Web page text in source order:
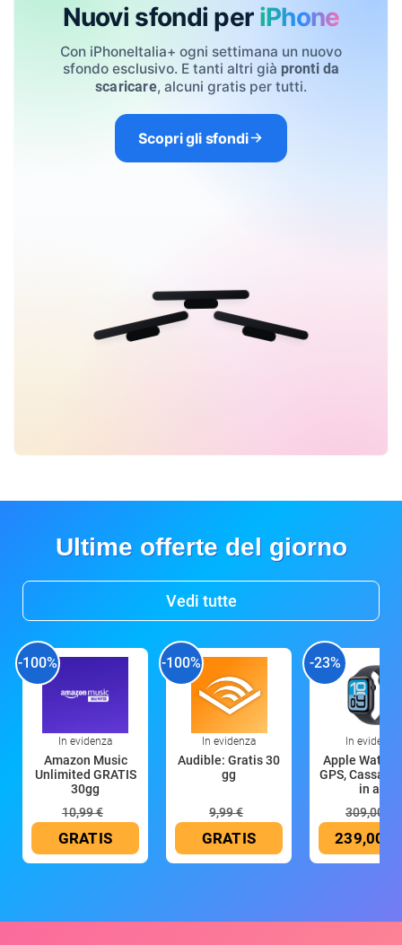
Nuovi sfondi per iPhone
Con iPhoneItalia+ ogni settimana un nuovo
sfondo esclusivo. E tanti altri già pronti da
scaricare, alcuni gratis per tutti.
Scopri gli sfondi
Ultime offerte del giorno
Vedi tutte
-100%
In evidenza
Amazon Music
Unlimited GRATIS
30gg
10,99 €
GRATIS
-100%
In evidenza
Audible: Gratis 30
gg
9,99 €
GRATIS
-23%
In evidenza
Apple Watch
GPS, Cassa
in all
309,00 €
239,00 €